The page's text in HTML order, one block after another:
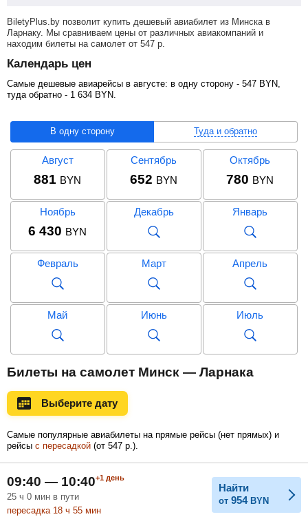
BiletyPlus.by позволит купить дешевый авиабилет из Минска в
Ларнаку. Мы сравниваем цены от различных авиакомпаний и
находим билеты на самолет от 547 р
Календарь цен
Самые дешевые авиарейсы в августе: в одну сторону - 547 BYN
туда обратно - 1 634 BYN
В одну сторону Туда и обратно
Август
881 BYN
Сентябрь
652 BYN
Октябрь
780 BYN
Ноябрь
6 430 BYN
Декабрь Январь
Февраль Март Апрель
Май Июнь Июль
Сентябрь
Ноябрь
Билеты на самолет Минск — Ларнака
Выберите дату
Самые популярные авиабилеты на прямые рейсы (нет прямых) и
рейсы с пересадкой (от 547 р. ).
09:40 — 10:40+1 день
25 ч 0 мин в пути
пересадка 18 ч 55 мин
Найти
от 954 BYN